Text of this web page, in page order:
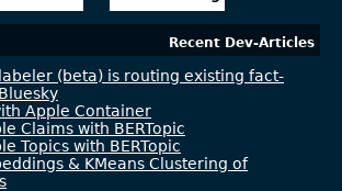
Recent Dev-Articles
(beta) is routing existing fact-
Apple Container
Claims with BERTopic
Topics with BERTopic
& KMeans Clustering of